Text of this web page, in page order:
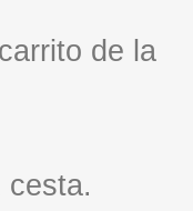
de la
cesta.